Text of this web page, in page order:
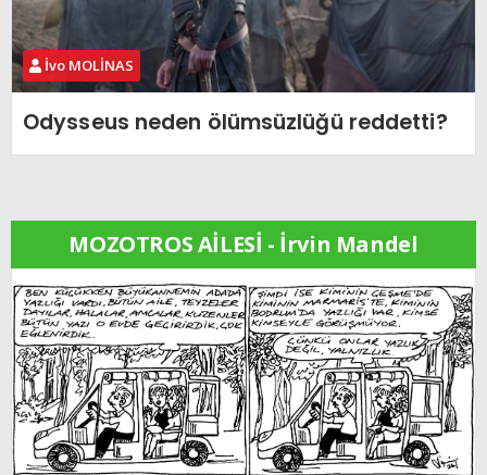
İvo MOLİNAS
Odysseus neden ölümsüzlüğü reddetti?
MOZOTROS AİLESİ - İrvin Mandel